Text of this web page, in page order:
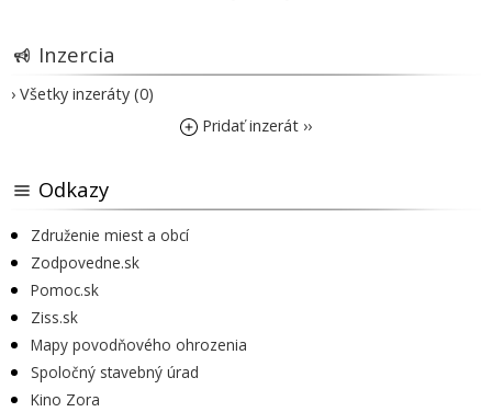
Inzercia
› Všetky inzeráty (0)
Pridať inzerát ››
Odkazy
Združenie miest a obcí
Zodpovedne.sk
Pomoc.sk
Ziss.sk
Mapy povodňového ohrozenia
Spoločný stavebný úrad
Kino Zora